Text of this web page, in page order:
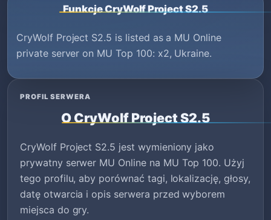
Funkcje CryWolf Project S2.5
CryWolf Project S2.5 is listed as a MU Online
private server on MU Top 100: x2, Ukraine.
PROFIL SERWERA
O CryWolf Project S2.5
CryWolf Project S2.5 jest wymieniony jako
prywatny serwer MU Online na MU Top 100. Użyj
tego profilu, aby porównać tagi, lokalizację, głosy,
datę otwarcia i opis serwera przed wyborem
miejsca do gry.